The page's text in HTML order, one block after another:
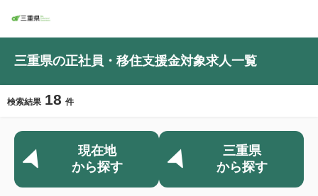
三重県の正社員・移住支援金対象求人一覧
検索結果 18 件
現在地
から探す
三重県
から探す